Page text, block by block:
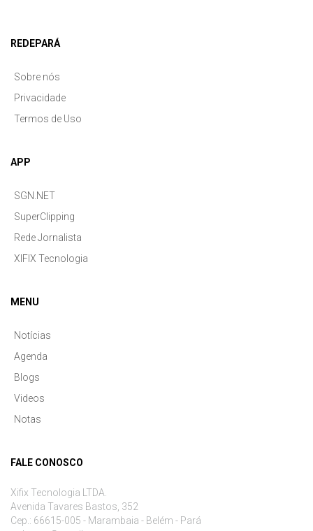
REDEPARÁ
Sobre nós
Privacidade
Termos de Uso
APP
SGN.NET
SuperClipping
Rede Jornalista
XIFIX Tecnologia
MENU
Notícias
Agenda
Blogs
Videos
Notas
FALE CONOSCO
Xifix Tecnologia LTDA.
Avenida Tavares Bastos, 352
Cep.: 66615-005 - Marambaia - Belém - Pará